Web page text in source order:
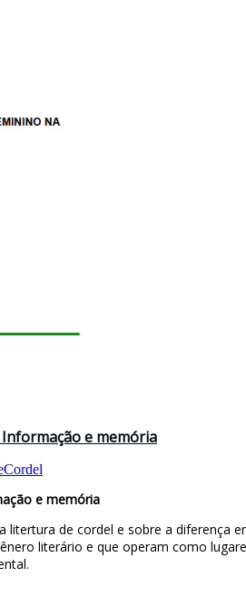
e memória
e memória
de cordel e sobre a diferença
literário e que operam como